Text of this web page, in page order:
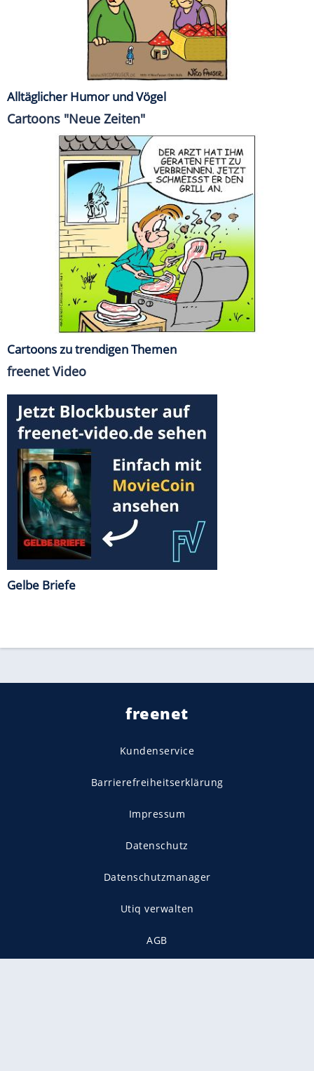
Alltäglicher Humor und Vögel
Cartoons "Neue Zeiten"
Cartoons zu trendigen Themen
freenet Video
Gelbe Briefe
freenet
Kundenservice
Barrierefreiheitserklärung
Impressum
Datenschutz
Datenschutzmanager
Utiq verwalten
AGB